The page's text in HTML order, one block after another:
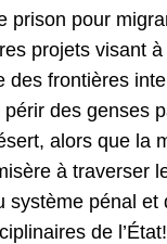
prison pour
projets visant
des frontières
des genses
alors que la
à traverser
système pénal
de l’État!